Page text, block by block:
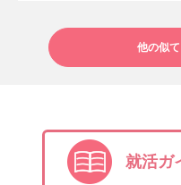
他の似
就活ガ